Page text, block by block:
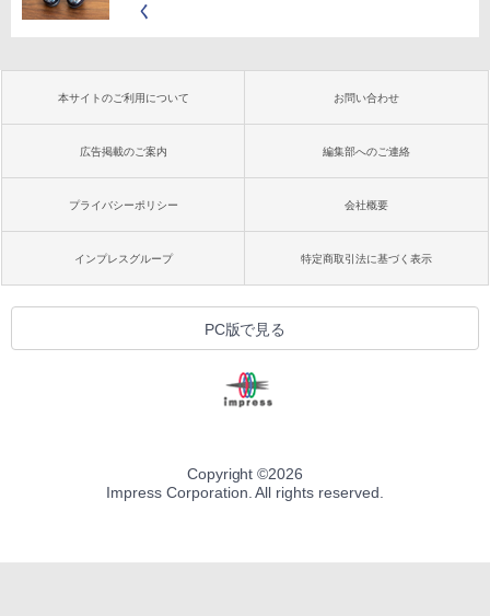
く
本サイトのご利用について お問い合わせ
広告掲載のご案内 編集部へのご連絡
プライバシーポリシー 会社概要
インプレスグループ 特定商取引法に基づく表示
PC版で見る
Copyright ©2026
Impress Corporation. All rights reserved.